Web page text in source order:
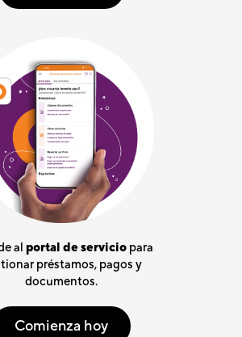
al portal de servicio para
préstamos, pagos y
documentos.
Comienza hoy